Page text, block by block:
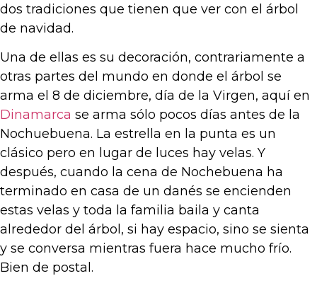
dos tradiciones que tienen que ver con el árbol
de navidad.
Una de ellas es su decoración, contrariamente a
otras partes del mundo en donde el árbol se
arma el 8 de diciembre, día de la Virgen, aquí en
Dinamarca se arma sólo pocos días antes de la
Nochuebuena. La estrella en la punta es un
clásico pero en lugar de luces hay velas. Y
después, cuando la cena de Nochebuena ha
terminado en casa de un danés se encienden
estas velas y toda la familia baila y canta
alrededor del árbol, si hay espacio, sino se sienta
y se conversa mientras fuera hace mucho frío.
Bien de postal.